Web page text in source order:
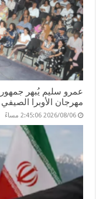
عمرو سليم يُبهر
مهرجان الأوبرا الصيفي 2026
2026/08/06 2:45:06 مساءً